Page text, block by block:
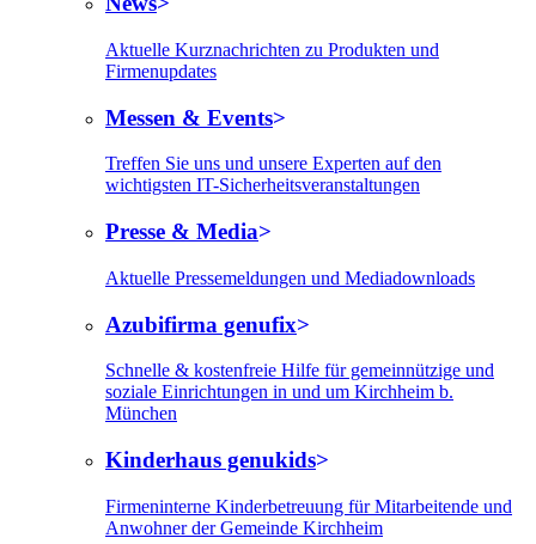
Aktuelle Kurznachrichten zu Produkten und
Firmenupdates
Messen & Events
Treffen Sie uns und unsere Experten auf den
wichtigsten IT-Sicherheitsveranstaltungen
Presse & Media
Aktuelle Pressemeldungen und Mediadownloads
Azubifirma genufix
Schnelle & kostenfreie Hilfe für gemeinnützige und
soziale Einrichtungen in und um Kirchheim b.
München
Kinderhaus genukids
Firmeninterne Kinderbetreuung für Mitarbeitende und
Anwohner der Gemeinde Kirchheim